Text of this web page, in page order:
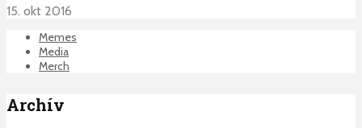
15. okt 2016
Memes
Media
Merch
Archív